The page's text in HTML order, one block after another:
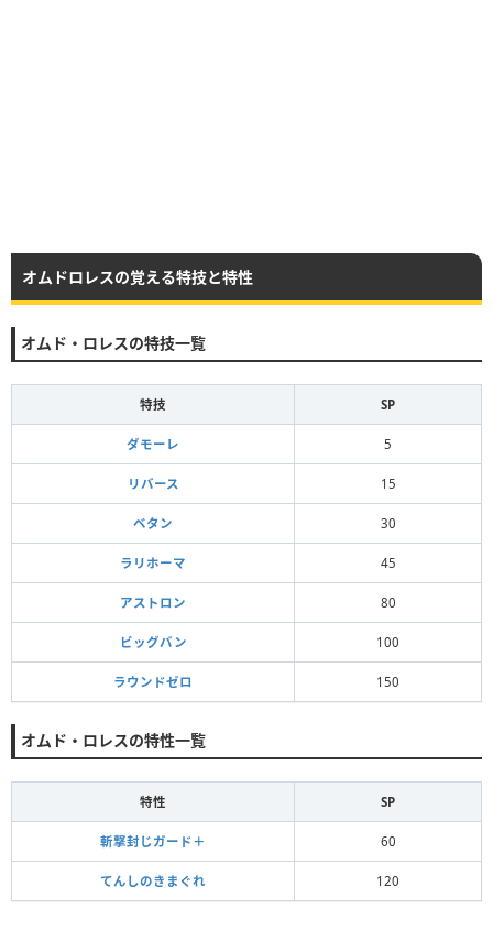
オムドロレスの覚える特技と特性
オムド・ロレスの特技一覧
特技 SP
ダモーレ 5
リバース 15
ベタン 30
ラリホーマ 45
アストロン 80
ビッグバン 100
ラウンドゼロ 150
オムド・ロレスの特性一覧
特性 SP
斬撃封じガード＋ 60
てんしのきまぐれ 120